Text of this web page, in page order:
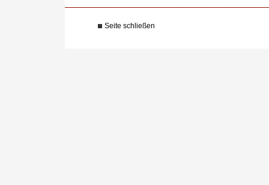
Seite schließen